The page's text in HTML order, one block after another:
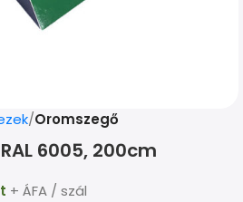
Oromszegő
6005, 200cm
+ ÁFA / szál